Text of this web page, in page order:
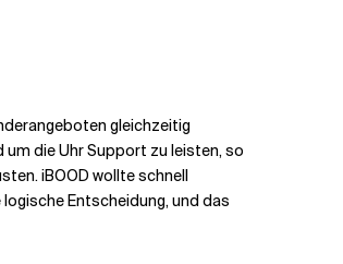
gleichzeitig
um die Uhr Support zu leisten, so
iBOOD wollte schnell
Entscheidung, und das